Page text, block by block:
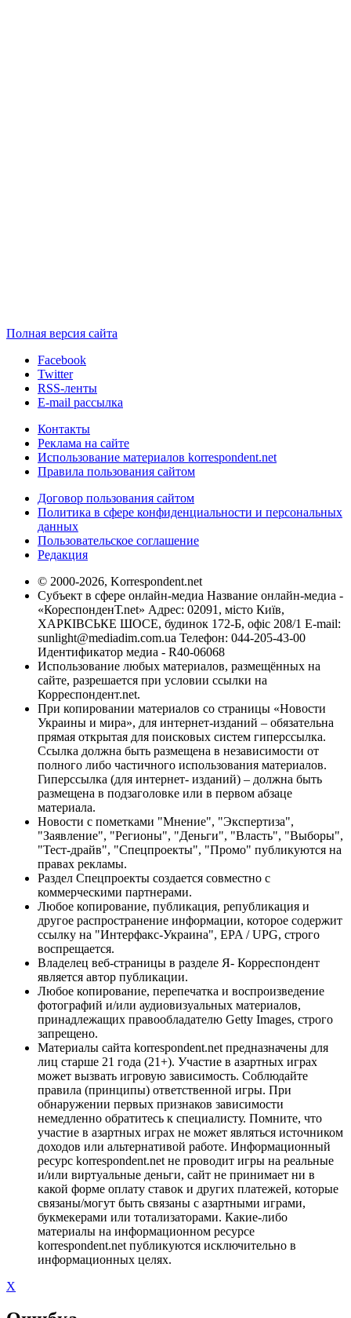
Полная версия сайта
Facebook
Twitter
RSS-ленты
E-mail рассылка
Контакты
Реклама на сайте
Использование материалов korrespondent.net
Правила пользования сайтом
Договор пользования сайтом
Политика в сфере конфиденциальности и персональных
данных
Пользовательское соглашение
Редакция
© 2000-2026, Korrespondent.net
Субъект в сфере онлайн-медиа Название онлайн-медиа -
«КореспонденТ.net» Адрес: 02091, місто Київ,
ХАРКІВСЬКЕ ШОСЕ, будинок 172-Б, офіс 208/1 E-mail:
sunlight@mediadim.com.ua Телефон: 044-205-43-00
Идентификатор медиа - R40-06068
Использование любых материалов, размещённых на
сайте, разрешается при условии ссылки на
Корреспондент.net.
При копировании материалов со страницы «Новости
Украины и мира», для интернет-изданий – обязательна
прямая открытая для поисковых систем гиперссылка.
Ссылка должна быть размещена в независимости от
полного либо частичного использования материалов.
Гиперссылка (для интернет- изданий) – должна быть
размещена в подзаголовке или в первом абзаце
материала.
Новости с пометками "Мнение", "Экспертиза",
"Заявление", "Регионы", "Деньги", "Власть", "Выборы",
"Тест-драйв", "Спецпроекты", "Промо" публикуются на
правах рекламы.
Раздел Спецпроекты создается совместно с
коммерческими партнерами.
Любое копирование, публикация, републикация и
другое распространение информации, которое содержит
ссылку на "Интерфакс-Украина", EPA / UPG, строго
воспрещается.
Владелец веб-страницы в разделе Я- Корреспондент
является автор публикации.
Любое копирование, перепечатка и воспроизведение
фотографий и/или аудиовизуальных материалов,
принадлежащих правообладателю Getty Images, строго
запрещено.
Материалы сайта korrespondent.net предназначены для
лиц старше 21 года (21+). Участие в азартных играх
может вызвать игровую зависимость. Соблюдайте
правила (принципы) ответственной игры. При
обнаружении первых признаков зависимости
немедленно обратитесь к специалисту. Помните, что
участие в азартных играх не может являться источником
доходов или альтернативой работе. Информационный
ресурс korrespondent.net не проводит игры на реальные
и/или виртуальные деньги, сайт не принимает ни в
какой форме оплату ставок и других платежей, которые
связаны/могут быть связаны с азартными играми,
букмекерами или тотализаторами. Какие-либо
материалы на информационном ресурсе
korrespondent.net публикуются исключительно в
информационных целях.
X